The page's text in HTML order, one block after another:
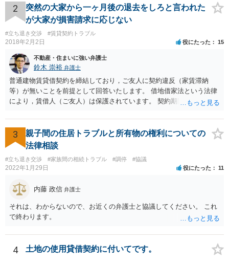
もらうと良いです。 そうすると裁判になりますが、相手に正当事由が
かなり少ないケースといえますので、立退請求は棄却、または相当程
度の立退料を提示しないと立退請求は認められないと思います。た
だ、裁判となった場合は、費用はかかりますが、弁護士を立てること
をおすすめします。 頑張ってください！
2
突然の大家から一ヶ月後の退去をしろと言われた
が大家が損害請求に応じない
#立ち退き交渉 #賃貸契約トラブル
2018年2月2日 役にたった 15
不動産・住まいに強い弁護士
鈴木 崇裕 弁護士
普通建物賃貸借契約を締結しており，ご友人に契約違反（家賃滞納
等）が無いことを前提として回答いたします。 借地借家法という法律
により，賃借人（ご友人）は保護されています。 契約期間途中であれ
一方的に終了させられてしまうことはありません。 さらに，契約期間
が満了するときであっても， 建物の老朽化が著しいとか，賃貸人（大
家さん）の居宅が無くなってしまったというような事情がない限り，
賃貸借契約は更新されます。 したがって，ご友人は，大家さんの要望
に応える必要はありません。 ご友人としては， Ａ 退去しないと主張
する Ｂ 退去しても良いが，相応の立退料を支払ってもらう という，
いずれかの選択肢をとることができます。さらに，Ｂの亜種として
Ｃ 退去の時期をたとえば半年先として，それまでの期間の賃料を免
除してもらう という方法もあり得るかもしれません（実質的には半年
分の立退き料をもらったことになります。）。 ストレスで体調を崩さ
れるのもよろしくないですから，費用の面で折り合いがつけば，弁護
士に交渉を代理してもらっても良いように思います。
3
親子間の住居トラブルと所有物の権利についての
法律相談
#立ち退き交渉 #家族間の相続トラブル #調停 #協議
2022年1月29日 役にたった 11
内藤 政信 弁護士
それは、わからないので、お近くの弁護士と協議してください。 これ
で終わります。
4 土地の使用貸借契約に付いてです。